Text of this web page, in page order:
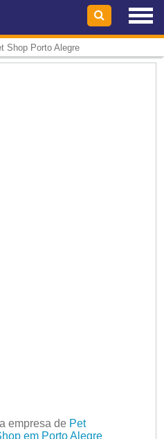
Shop Porto Alegre
empresa de Pet
em Porto Alegre